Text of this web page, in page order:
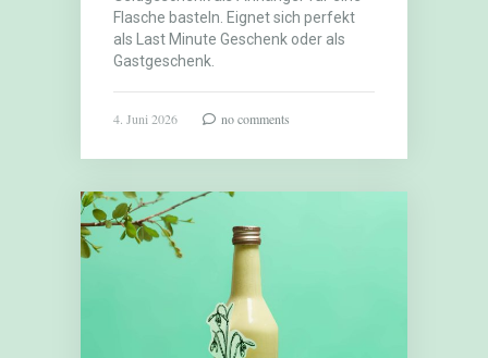
Flasche basteln. Eignet sich perfekt
als Last Minute Geschenk oder als
Gastgeschenk.
4. Juni 2026 no comments